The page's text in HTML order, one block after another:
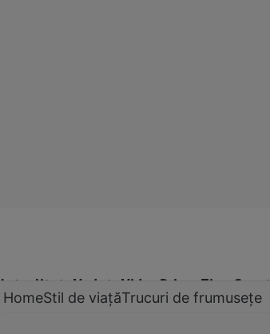
Actualitate Vedete Video Prime Time Sport
HomeStil de viațăTrucuri de frumusețe